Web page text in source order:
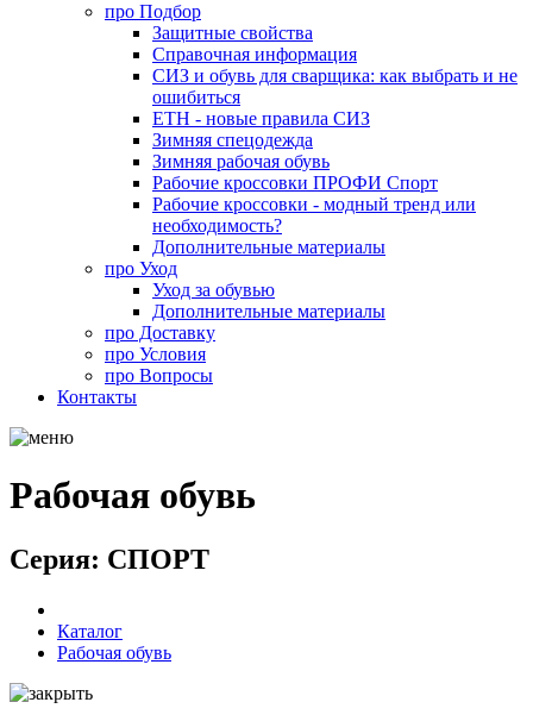
про Подбор
Защитные свойства
Справочная информация
СИЗ и обувь для сварщика: как выбрать и не
ошибиться
ЕТН - новые правила СИЗ
Зимняя спецодежда
Зимняя рабочая обувь
Рабочие кроссовки ПРОФИ Спорт
Рабочие кроссовки - модный тренд или
необходимость?
Дополнительные материалы
про Уход
Уход за обувью
Дополнительные материалы
про Доставку
про Условия
про Вопросы
Контакты
Рабочая обувь
Серия: СПОРТ
Каталог
Рабочая обувь